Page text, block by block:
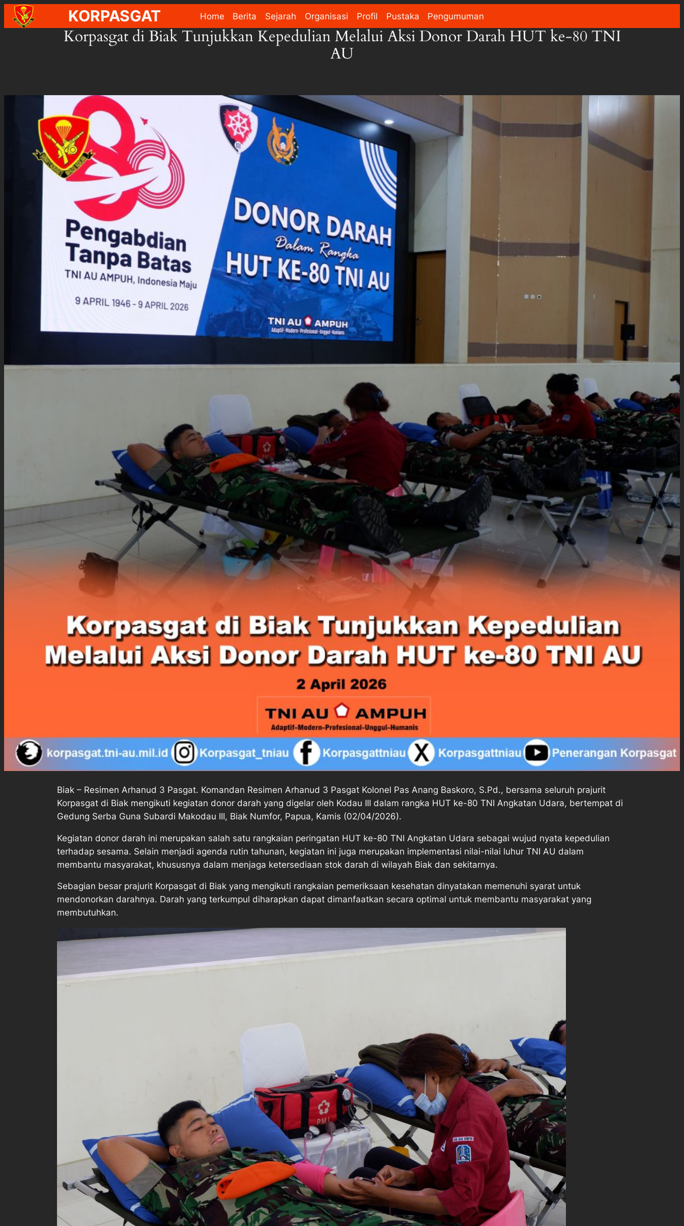
Skip
KORPASGAT Home Berita Sejarah Organisasi Profil Pustaka Pengumuman
Korpasgat di Biak Tunjukkan Kepedulian Melalui Aksi Donor Darah HUT ke-80 TNI
AU
Biak – Resimen Arhanud 3 Pasgat. Komandan Resimen Arhanud 3 Pasgat Kolonel Pas Anang Baskoro, S.Pd., bersama seluruh prajurit
Korpasgat di Biak mengikuti kegiatan donor darah yang digelar oleh Kodau III dalam rangka HUT ke-80 TNI Angkatan Udara, bertempat di
Gedung Serba Guna Subardi Makodau III, Biak Numfor, Papua, Kamis (02/04/2026).
Kegiatan donor darah ini merupakan salah satu rangkaian peringatan HUT ke-80 TNI Angkatan Udara sebagai wujud nyata kepedulian
terhadap sesama. Selain menjadi agenda rutin tahunan, kegiatan ini juga merupakan implementasi nilai-nilai luhur TNI AU dalam
membantu masyarakat, khususnya dalam menjaga ketersediaan stok darah di wilayah Biak dan sekitarnya.
Sebagian besar prajurit Korpasgat di Biak yang mengikuti rangkaian pemeriksaan kesehatan dinyatakan memenuhi syarat untuk
mendonorkan darahnya. Darah yang terkumpul diharapkan dapat dimanfaatkan secara optimal untuk membantu masyarakat yang
membutuhkan.